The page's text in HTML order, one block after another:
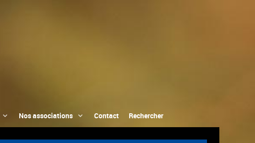
Nos associations Contact Rechercher